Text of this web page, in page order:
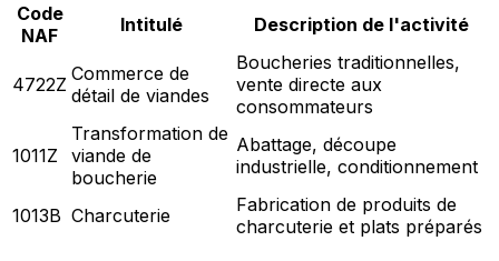
Code
NAF
Intitulé Description de l'activité
4722Z Commerce de
détail de viandes
Boucheries traditionnelles,
vente directe aux
consommateurs
1011Z
Transformation de
viande de
boucherie
Abattage, découpe
industrielle, conditionnement
1013B Charcuterie
Fabrication de produits de
charcuterie et plats préparés